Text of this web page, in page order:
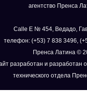
агентство Пренса
Calle E № 454, Ведадо,
телефон: (+53) 7 838 3496,
Пренса Латина ©
разработан и разработан
технического отдела